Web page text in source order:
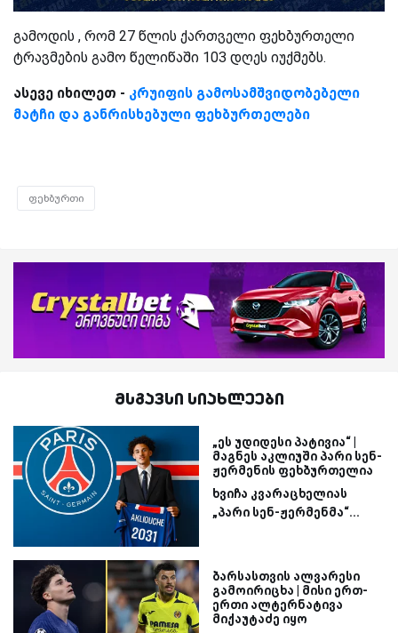
გამოდის , რომ 27 წლის ქართველი ფეხბურთელი
ტრავმების გამო წელიწაში 103 დღეს იუქმებს.
ასევე იხილეთ - კრუიფის გამოსამშვიდობებელი
მატჩი და განრისხებული ფეხბურთელები
ფეხბურთი
მსგავსი სიახლეები
„ეს უდიდესი პატივია“ |
მაგნეს აკლიუში პარი სენ-
ჟერმენის ფეხბურთელია
ხვიჩა კვარაცხელიას
„პარი სენ-ჟერმენმა“...
ბარსასთვის ალვარესი
გამოირიცხა | მისი ერთ-
ერთი ალტერნატივა
მიქაუტაძე იყო